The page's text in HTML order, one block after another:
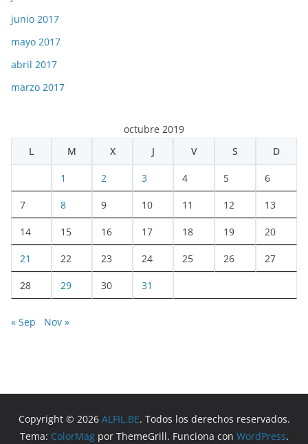
junio 2017
mayo 2017
abril 2017
marzo 2017
octubre 2019
L
M X J V S D
1 2 3 4 5 6
7 8 9 10 11 12 13
14 15 16 17 18 19 20
21 22 23 24 25 26 27
28 29 30 31
« Sep Nov »
Copyright © 2026 ALFIL.BE. Todos los derechos reservados.
Tema: ColorMagpor ThemeGrill. Funciona con WordPress.